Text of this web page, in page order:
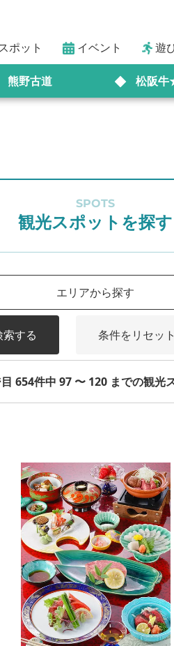
ポット イベント 遊
熊野古道 松阪牛
SPOTS
観光スポットを探す
エリアから探す
索する 条件をリセッ
654件中 97 〜 120 までの観光